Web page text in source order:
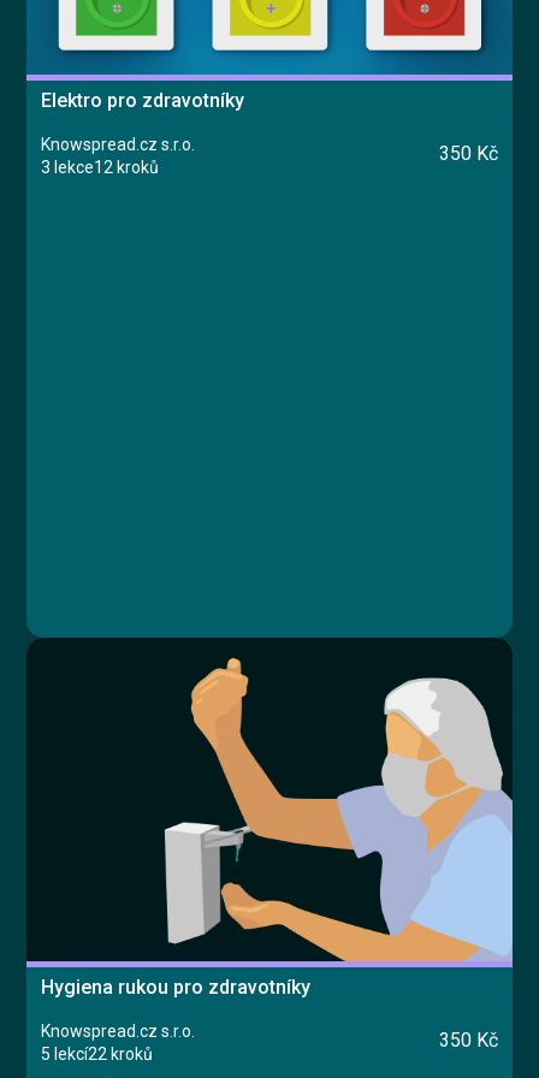
Elektro pro zdravotníky
Knowspread.cz s.r.o.
3 lekce12 kroků
350 Kč
Hygiena rukou pro zdravotníky
Knowspread.cz s.r.o.
5 lekcí22 kroků
350 Kč